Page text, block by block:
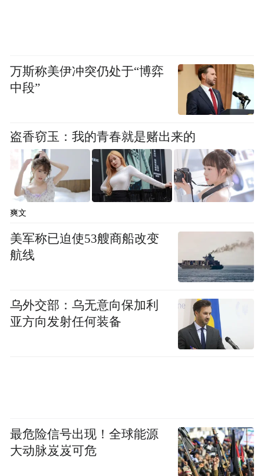
江门渔赵公祠 汤绮雯 摄
该祠为江门市不可移动文物单位，始建于明
代中期，为纪念赵宗道长子赵仲方而建。赵
门渔”命名。祠堂周边曾是赵氏宗祠集群，历
史上此处祠堂一字排开，配套有鱼塘、酒堂
视。
万斯称美伊冲突仍处于“博弈
中段”
盗香窃玉：我的青春就是赌出来的
爽文
美军称已迫使53艘商船改变
航线
乌外交部：乌无意向保加利
亚方向发射任何装备
最危险信号出现！全球能源
大动脉岌岌可危